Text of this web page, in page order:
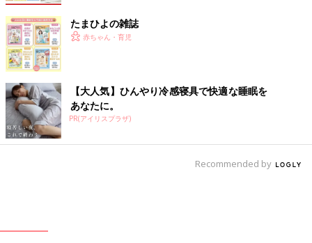
にしてあげると、赤ちゃんは自分が見ているものと、その名前を
結びつけることができるようになります。赤ちゃんが見ているも
のを言葉にしてあげたり、赤ちゃんが感じているだろう気持ちを
代弁して言葉にしてあげる、そのような何気ない言葉がけが、い
ろんな言葉を習い覚える下地を作り上げていると考えられます。
9カ月ころは、コミュニケーションの変化によって世界のいろん
なものの意味を学習し、獲得し始めると同時に、言葉の発達や語
彙（ごい）の獲得に関してとても重要な時期といえるでしょう。
【2. 共同注意】ママやパパが見ているものに関心を向けよ
たまひよの雑誌
赤ちゃん・育児
【大人気】ひんやり冷感寝具で快適な睡眠を
あなたに。
PR(アイリスプラザ)
Recommended by